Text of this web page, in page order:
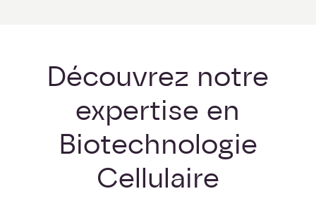
Découvrez notre
expertise en
Biotechnologie
Cellulaire